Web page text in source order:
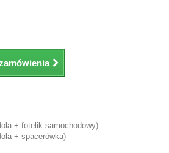
+ fotelik samochodowy)
+ spacerówka)